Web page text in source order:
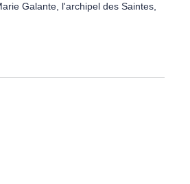
Galante, l'archipel des Saintes,
à la plage, sa grande piscine, ses
et environ 45 km de la Réserve